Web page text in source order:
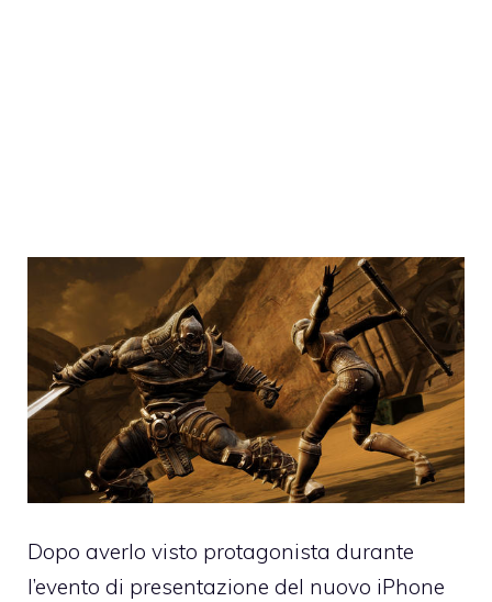
Dopo averlo visto protagonista durante
l’evento di presentazione del nuovo iPhone